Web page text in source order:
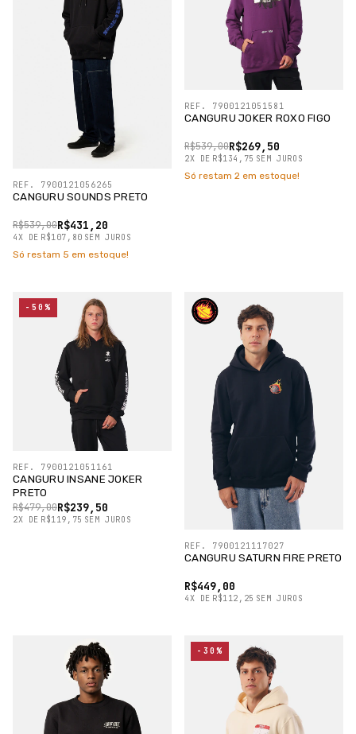
CANGURU SOUNDS PRETO
R$431,20
R$539,00
4X DE R$107,80 SEM JUROS
REF. 7900121056265
Só restam 5 em estoque!
CANGURU JOKER ROXO FIGO
R$269,50
R$539,00
2X DE R$134,75 SEM JUROS
REF. 7900121051581
Só restam 2 em estoque!
CANGURU INSANE JOKER
PRETO
R$239,50
R$479,00
2X DE R$119,75 SEM JUROS
REF. 7900121051161
-50%
CANGURU SATURN FIRE PRETO
R$449,00
4X DE R$112,25 SEM JUROS
REF. 7900121117027
-30%